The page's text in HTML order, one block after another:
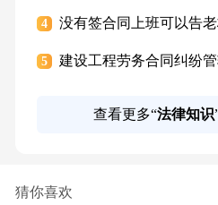
4 没有签合同上班可以告
5 建设工程劳务合同纠纷
查看更多“法律知识
猜你喜欢